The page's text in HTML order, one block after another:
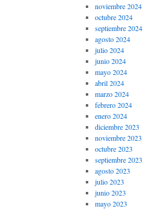
noviembre 2024
octubre 2024
septiembre 2024
agosto 2024
julio 2024
junio 2024
mayo 2024
abril 2024
marzo 2024
febrero 2024
enero 2024
diciembre 2023
noviembre 2023
octubre 2023
septiembre 2023
agosto 2023
julio 2023
junio 2023
mayo 2023